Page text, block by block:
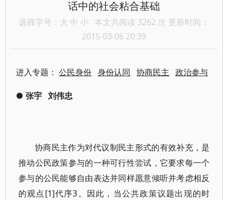
话中的社会粘合基础
选择字号： 大 中 小 本文共阅读 3262 次 更新时间：
2015-03-06 20:39
进入专题：公民身份 身份认同 协商民主 政治参与
● 张宇 刘伟忠
协商民主作为对代议制民主形式的有效补充，是
推动公民政策参与的一种可行性尝试，它要求每一个
参与的公民能够自由表达并同样愿意倾听并考虑相反
的观点[1]代序3。因此，当公共政策议题出现的时